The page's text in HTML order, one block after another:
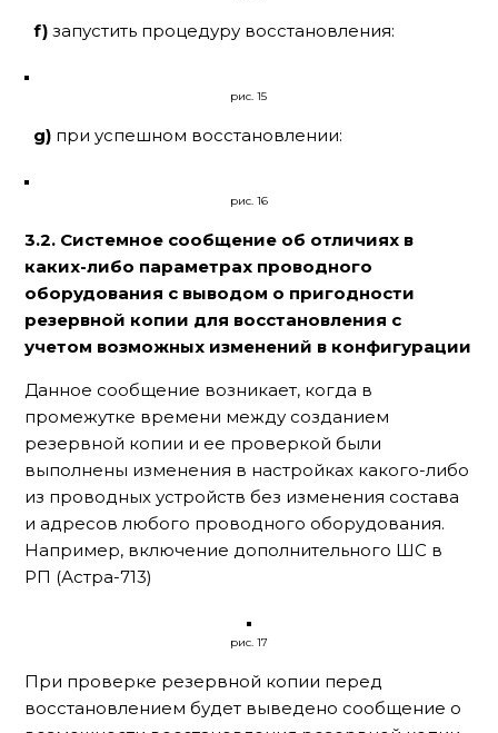
f)запустить процедуру восстановления:
рис. 15
g) при успешном восстановлении:
рис. 16
3.2. Системное сообщение об отличиях в
каких-либо параметрах проводного
оборудования с выводом о пригодности
резервной копии для восстановления с
учетом возможных изменений в конфигурации
Данное сообщение возникает, когда в
промежутке времени между созданием
резервной копии и ее проверкой были
выполнены изменения в настройках какого-либо
из проводных устройств без изменения состава
и адресов любого проводного оборудования.
Например, включение дополнительного ШС в
РП (Астра-713)
рис. 17
При проверке резервной копии перед
восстановлением будет выведено сообщение о